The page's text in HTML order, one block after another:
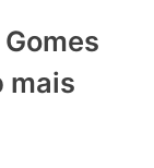
mais